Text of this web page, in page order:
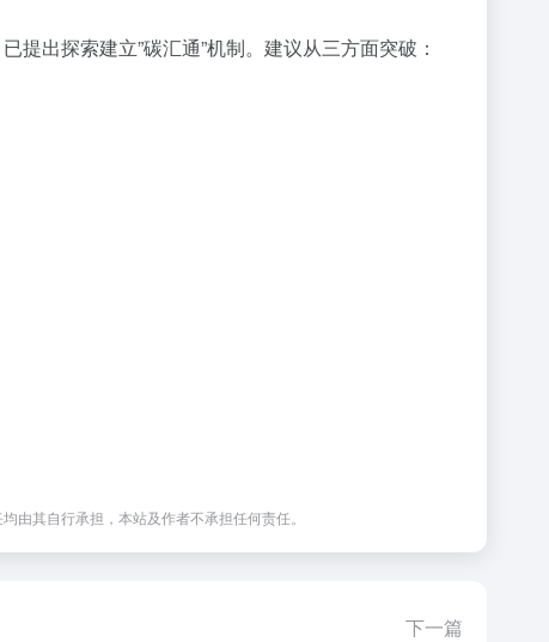
出探索建立”碳汇通”机制。建议从三方面突破：
由其自行承担，本站及作者不承担任何责任。
下一篇